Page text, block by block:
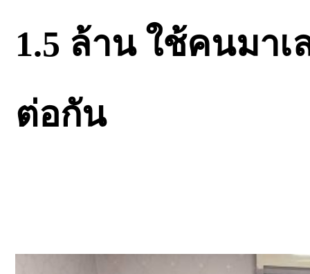
1.5 ล้าน ใช้คนมา
ต่อกัน